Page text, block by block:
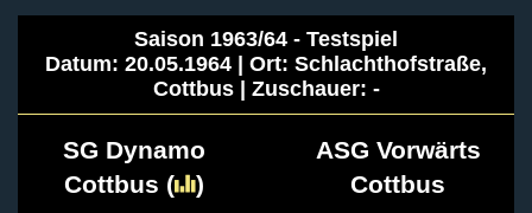
Saison 1963/64 - Testspiel
Datum: 20.05.1964 | Ort: Schlachthofstraße,
Cottbus | Zuschauer: -
SG Dynamo
Cottbus ( )
ASG Vorwärts
Cottbus